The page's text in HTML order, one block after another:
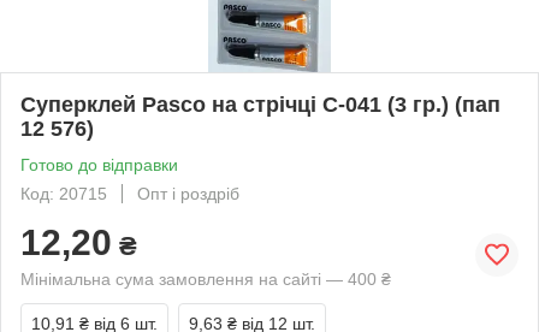
Суперклей Pasco на стрічці C-041 (3 гр.) (пап
12 576)
Готово до відправки
Код: 20715
Опт і роздріб
12,20 ₴
Мінімальна сума замовлення на сайті — 400 ₴
10,91 ₴ від 6 шт. 9,63 ₴ від 12 шт.